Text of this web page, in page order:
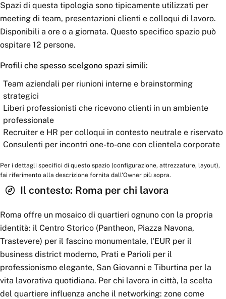
Spazi di questa tipologia sono tipicamente utilizzati per
meeting di team, presentazioni clienti e colloqui di lavoro.
Disponibili a ore o a giornata. Questo specifico spazio può
ospitare 12 persone.
Profili che spesso scelgono spazi simili:
Team aziendali per riunioni interne e brainstorming
strategici
Liberi professionisti che ricevono clienti in un ambiente
professionale
Recruiter e HR per colloqui in contesto neutrale e riservato
Consulenti per incontri one-to-one con clientela corporate
Per i dettagli specifici di questo spazio (configurazione, attrezzature, layout),
fai riferimento alla descrizione fornita dall'Owner più sopra.
Il contesto: Roma per chi lavora
Roma offre un mosaico di quartieri ognuno con la propria
identità: il Centro Storico (Pantheon, Piazza Navona,
Trastevere) per il fascino monumentale, l'EUR per il
business district moderno, Prati e Parioli per il
professionismo elegante, San Giovanni e Tiburtina per la
vita lavorativa quotidiana. Per chi lavora in città, la scelta
del quartiere influenza anche il networking: zone come